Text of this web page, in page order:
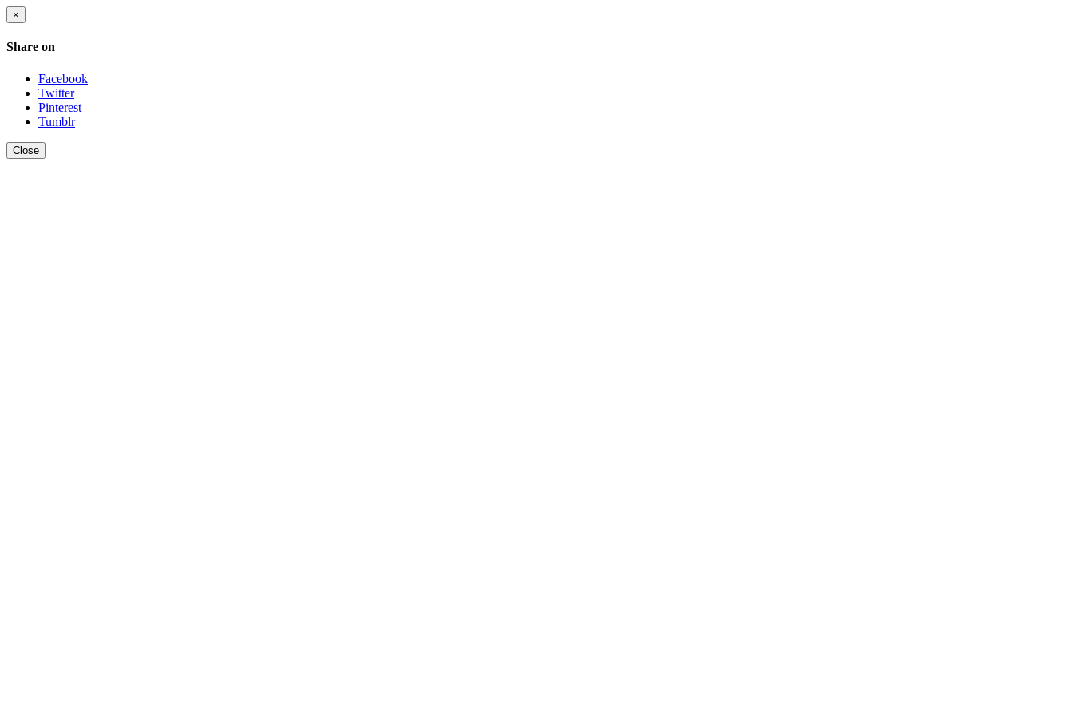
×
Share on
Facebook
Twitter
Pinterest
Tumblr
Close